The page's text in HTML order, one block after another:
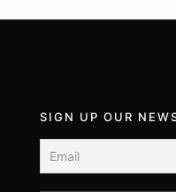
SIGN UP OUR